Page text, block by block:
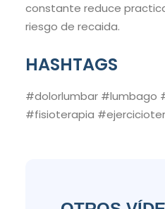
constante reduce
riesgo de recaida.
HASHTAGS
#dolorlumbar #lumbago
#fisioterapia